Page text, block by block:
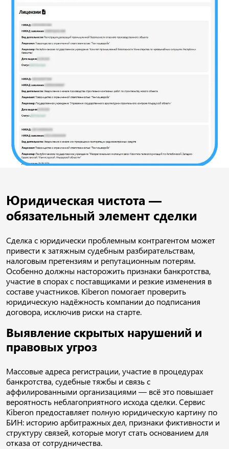
Юридическая чистота —
обязательный элемент сделки
Сделка с юридически проблемным контрагентом может
привести к затяжным судебным разбирательствам,
налоговым претензиям и репутационным потерям.
Особенно должны насторожить признаки банкротства,
участие в спорах с поставщиками и резкие изменения в
составе участников. Kiberon помогает проверить
юридическую надёжность компании до подписания
договора, исключив риски на старте.
Выявление скрытых нарушений и
правовых угроз
Массовые адреса регистрации, участие в процедурах
банкротства, судебные тяжбы и связь с
аффилированными организациями — всё это повышает
вероятность неблагоприятного исхода сделки. Сервис
Kiberon предоставляет полную юридическую картину по
БИН: историю арбитражных дел, признаки фиктивности и
структуру связей, которые могут стать основанием для
отказа от сотрудничества.